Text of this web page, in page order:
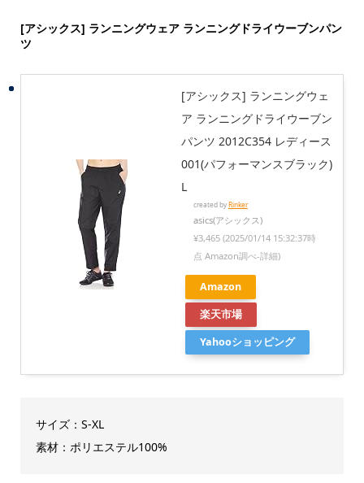
[アシックス] ランニングウェア ランニングドライウーブンパン
ツ
[アシックス] ランニングウェ
ア ランニングドライウーブン
パンツ 2012C354 レディース
001(パフォーマンスブラック)
L
created byRinker
asics(アシックス)
¥3,465 (2025/01/14 15:32:37時
点 Amazon調べ-詳細)
Amazon
楽天市場
Yahooショッピング
サイズ：S-XL
素材：ポリエステル100%